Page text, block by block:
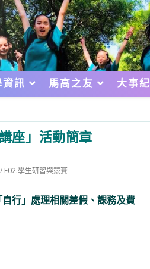
資訊 馬高之友 大事紀
座」活動簡章
/ F02.學生研習與競賽
行」處理相關差假、課務及費